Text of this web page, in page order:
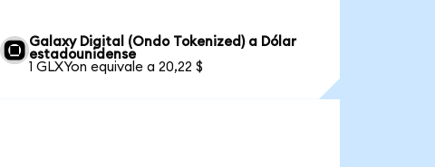
Galaxy Digital (Ondo Tokenized) a Dólar
estadounidense
1 GLXYon equivale a 20,22 $